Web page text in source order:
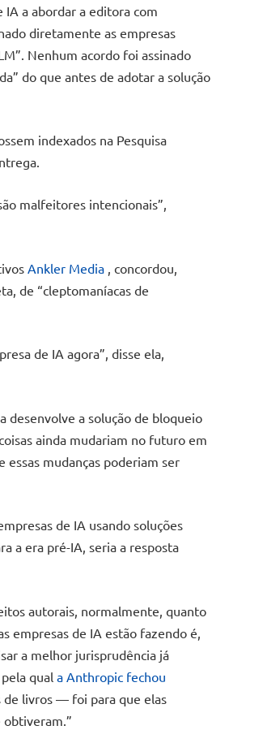
IA a abordar a editora com
diretamente as empresas
Nenhum acordo foi assinado
do que antes de adotar a solução
indexados na Pesquisa
malfeitores intencionais”,
Ankler Media , concordou,
de “cleptomaníacas de
de IA agora”, disse ela,
desenvolve a solução de bloqueio
ainda mudariam no futuro em
essas mudanças poderiam ser
de IA usando soluções
a era pré-IA, seria a resposta
autorais, normalmente, quanto
empresas de IA estão fazendo é,
a melhor jurisprudência já
qual a Anthropic fechou
de livros — foi para que elas
obtiveram.”